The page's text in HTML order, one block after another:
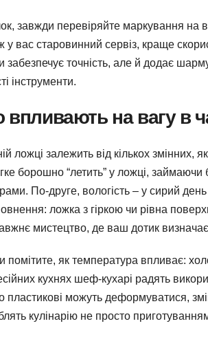
завжди перевіряйте маркування на
вас старовинний сервіз, краще
забезпечує точність, але й додає
інструменти.
на вагу в
ложці залежить від кількох змінних,
борошно “летить” у ложці, займаючи
По-друге, вологість – у сирий
ложка з гіркою чи рівна
мистецтво, де ваш дотик визначає
помітите, як температура впливає:
кухнях шеф-кухарі радять
пластикові можуть деформуватися,
кулінарію не просто